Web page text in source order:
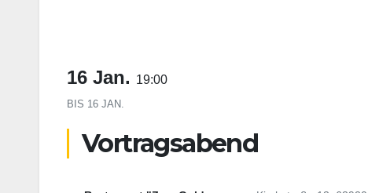
16 Jan. 19:00
BIS 16 JAN.
Vortragsabend